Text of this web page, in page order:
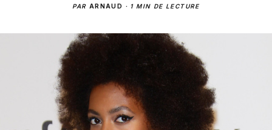
PAR ARNAUD · 1 MIN DE LECTURE